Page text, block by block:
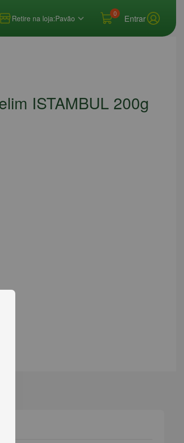
Retire na loja:Pavão
0 Entrar
ISTAMBUL 200g